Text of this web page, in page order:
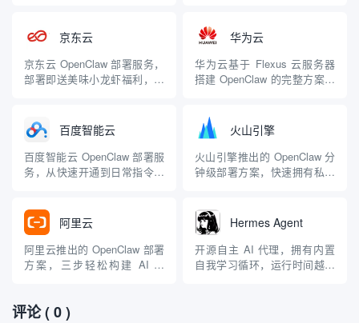
力的用户 | 💰免费 |
京东云
京东云 OpenClaw 部署服务，
部署即送美味小龙虾福利，适
华为云
华为云基于 Flexus 云服务器
搭建 OpenClaw 的完整方案，
百度智能云
百度智能云 OpenClaw 部署服
务，从快速开通到日常指令管
火山引擎
火山引擎推出的 OpenClaw 分
钟级部署方案，快速拥有私人
阿里云
阿里云推出的 OpenClaw 部署
方案，三步轻松构建 AI 助
Hermes Agent
开源自主 AI 代理，拥有内置
自我学习循环，运行时间越长
评论( 0 )